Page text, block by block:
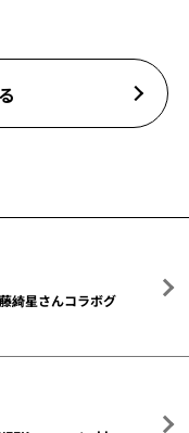
綺星さんコラボグ